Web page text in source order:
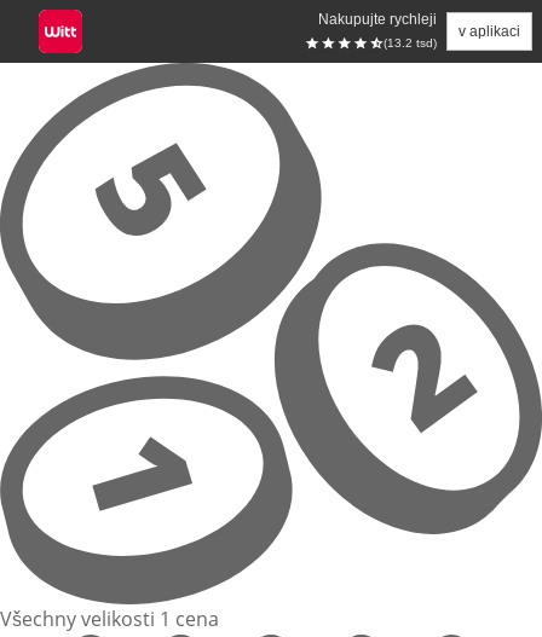
Nakupujte rychleji
(13.2 tsd)
v aplikaci
Přeskočit na hlavní obsah
Všechny velikosti 1 cena